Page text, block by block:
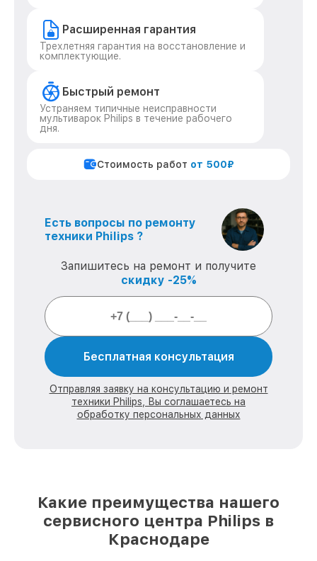
Расширенная гарантия
Трехлетняя гарантия на восстановление и
комплектующие.
Быстрый ремонт
Устраняем типичные неисправности
мультиварок Philips в течение рабочего
дня.
Стоимость работ от 500₽
Есть вопросы по ремонту
техники Philips ?
Запишитесь на ремонт и получите
скидку -25%
Бесплатная консультация
Отправляя заявку на консультацию и ремонт
техники Philips, Вы соглашаетесь на
обработку персональных данных
Какие преимущества нашего
сервисного центра Philips в
Краснодаре